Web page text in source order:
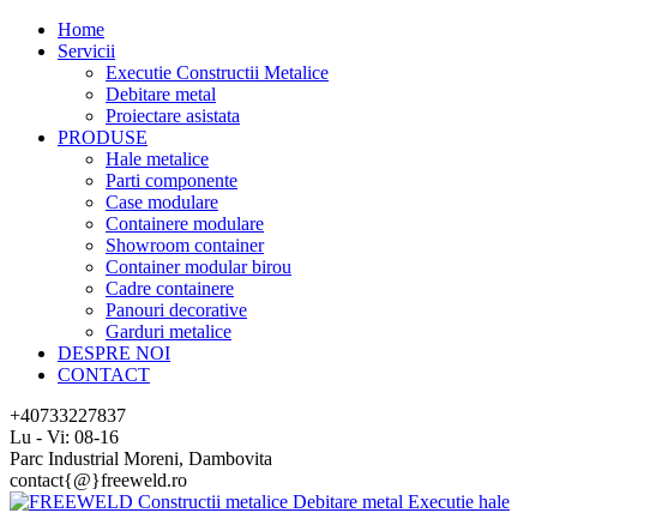
Home
Servicii
Executie Constructii Metalice
Debitare metal
Proiectare asistata
PRODUSE
Hale metalice
Parti componente
Case modulare
Containere modulare
Showroom container
Container modular birou
Cadre containere
Panouri decorative
Garduri metalice
DESPRE NOI
CONTACT
+40733227837
Lu - Vi: 08-16
Parc Industrial Moreni, Dambovita
contact{@}freeweld.ro